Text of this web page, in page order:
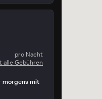
pro Nacht
alle Gebühren
morgens mit